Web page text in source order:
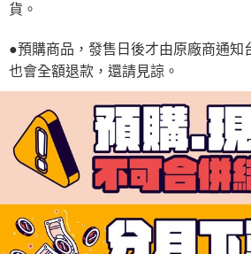
貨。
●預購商品，發售日後才由原廠商通知
也會全額退款，還請見諒。